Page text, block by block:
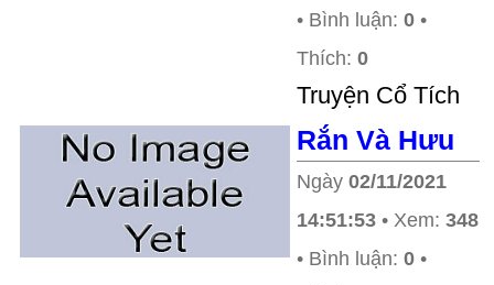
• Bình luận: 0 •
Thích: 0
Truyện Cổ Tích
Rắn Và Hưu
Ngày 02/11/2021
14:51:53 • Xem: 348
• Bình luận: 0 •